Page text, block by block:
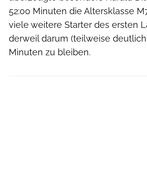
52:00 Minuten die Altersklasse
viele weitere Starter des ersten
derweil darum (teilweise
Minuten zu bleiben.